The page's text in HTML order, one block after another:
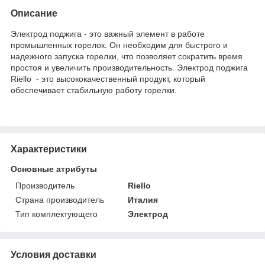
Описание
Электрод поджига - это важный элемент в работе
промышленных горелок. Он необходим для быстрого и
надежного запуска горелки, что позволяет сократить время
простоя и увеличить производительность. Электрод поджига
Riello - это высококачественный продукт, который
обеспечивает стабильную работу горелки.
Характеристики
Основные атрибуты
Производитель
Riello
Страна производитель
Италия
Тип комплектующего
Электрод
Условия доставки